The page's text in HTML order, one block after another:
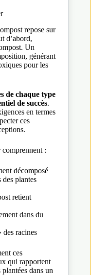
repose sur
d’abord,
Un
générant
pour les
de chaque type
de succès.
en termes
ces
comprennent :
décomposé
plantes
retient
dans du
des racines
ces
qui rapportent
dans un